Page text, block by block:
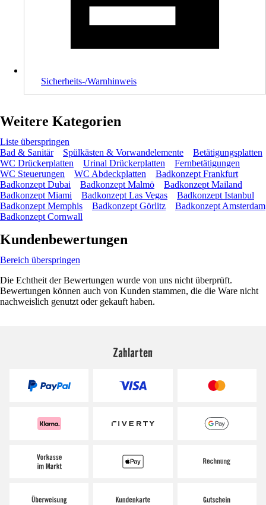
Sicherheits-/Warnhinweis
Weitere Kategorien
Liste überspringen
Bad & Sanitär
Spülkästen & Vorwandelemente
Betätigungsplatten
WC Drückerplatten
Urinal Drückerplatten
Fernbetätigungen
WC Steuerungen
WC Abdeckplatten
Badkonzept Frankfurt
Badkonzept Dubai
Badkonzept Malmö
Badkonzept Mailand
Badkonzept Miami
Badkonzept Las Vegas
Badkonzept Istanbul
Badkonzept Memphis
Badkonzept Görlitz
Badkonzept Amsterdam
Badkonzept Cornwall
Kundenbewertungen
Bereich überspringen
Die Echtheit der Bewertungen wurde von uns nicht überprüft.
Bewertungen können auch von Kunden stammen, die die Ware nicht
nachweislich genutzt oder gekauft haben.
Zahlarten